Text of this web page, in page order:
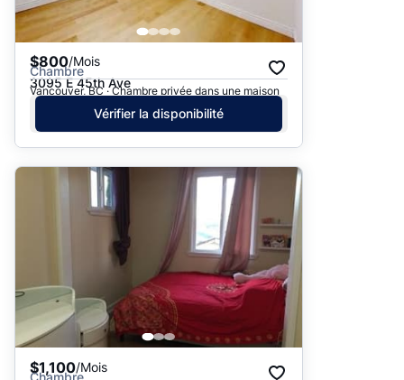
$800/Mois
Chambre
3095 E 45th Ave
Vancouver, BC · Chambre privée dans une maison
Vérifier la disponibilité
$1,100/Mois
Chambre